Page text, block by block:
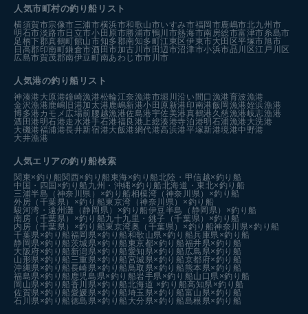
人気市町村の釣り船リスト
横須賀市宗像市三浦市横浜市和歌山市いすみ市福岡市鹿嶋市北九州市
明石市淡路市日立市小田原市勝浦市鴨川市熱海市南房総市富津市糸島市
足柄下郡真鶴町館山市知多郡南知多町江東区伊東市大田区平塚市旭市
日高郡印南町鎌倉市酒田市加古川市田辺市沼津市小浜市品川区江戸川区
広島市賀茂郡南伊豆町南あわじ市市川市
人気港の釣り船リスト
神湊港 大原港鐘崎漁港松輪江奈漁港市堀川沿い 間口漁港育波漁港
金沢漁港 鹿嶋旧港加太港 鹿嶋新港小田原新港 印南港飯岡漁港姪浜漁港
博多港カモメ広場前腰越漁港佐島港宇佐美港真鶴港 久慈漁港岐志漁港
酒田港 明石港走水港手石港福良港 上総湊港寺泊港明石浦漁港 大洗港
大磯港福浦港長井新宿港大飯港網代港高浜港平塚新港境港中野港
大井漁港
人気エリアの釣り船検索
関東×釣り船関西×釣り船 東海×釣り船北陸・甲信越×釣り船
中国・四国×釣り船 九州・沖縄×釣り船北海道・東北×釣り船
三浦半島（神奈川県）×釣り船相模湾（神奈川県）×釣り船
外房（千葉県）×釣り船東京湾（神奈川県）×釣り船
駿河湾・遠州灘（静岡県）×釣り船伊豆半島（静岡県）×釣り船
南房（千葉県）×釣り船九十九里・銚子（千葉県）×釣り船
内房（千葉県）×釣り船東京湾奥（千葉県）×釣り船神奈川県×釣り船
千葉県×釣り船福岡県×釣り船和歌山県×釣り船兵庫県×釣り船
静岡県×釣り船茨城県×釣り船 東京都×釣り船福井県×釣り船
大阪府×釣り船 新潟県×釣り船愛知県×釣り船 広島県×釣り船
山形県×釣り船 三重県×釣り船宮城県×釣り船京都府×釣り船
沖縄県×釣り船長崎県×釣り船 鳥取県×釣り船 熊本県×釣り船
福島県×釣り船 鹿児島県×釣り船岩手県×釣り船山口県×釣り船
岡山県×釣り船香川県×釣り船北海道 ×釣り船高知県×釣り船
佐賀県×釣り船愛媛県×釣り船埼玉県×釣り船富山県×釣り船
石川県×釣り船徳島県×釣り船 大分県×釣り船島根県×釣り船